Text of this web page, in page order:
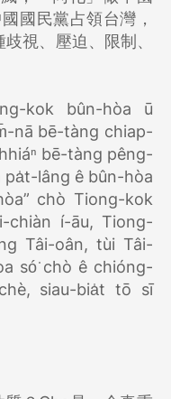
國民黨占領台灣，
視、壓迫、限制、
kok bûn-hòa ū
nā bē-tàng chiap-
bē-tàng pêng-
lâng ê bûn-hòa
chò Tiong-kok
chiàn í-āu, Tiong-
Tâi-oân, tùi Tâi-
só͘ chò ê chióng-
siau-bia̍t tō sī